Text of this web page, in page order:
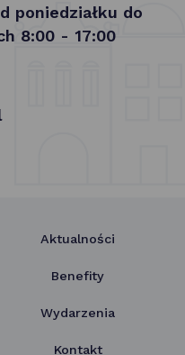
poniedziałku do
8:00 - 17:00
Aktualności
Benefity
Wydarzenia
Kontakt